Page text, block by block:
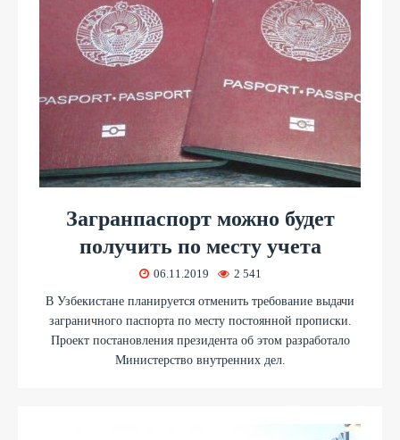
Загранпаспорт можно будет
получить по месту учета
06.11.2019 2 541
В Узбекистане планируется отменить требование выдачи
заграничного паспорта по месту постоянной прописки.
Проект постановления президента об этом разработало
Министерство внутренних дел.